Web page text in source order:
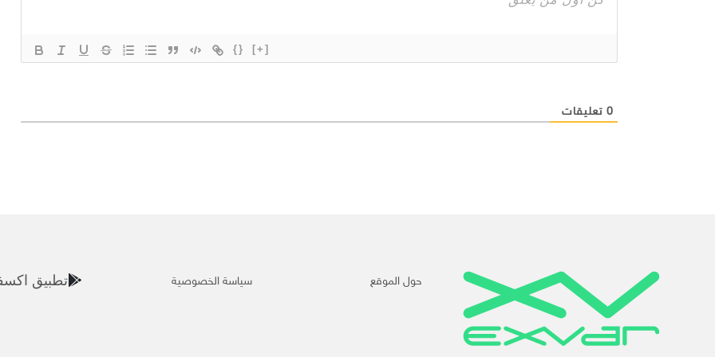
{} [+]
0 تعليقات
حول الموقع سياسة الخصوصية تطبيق